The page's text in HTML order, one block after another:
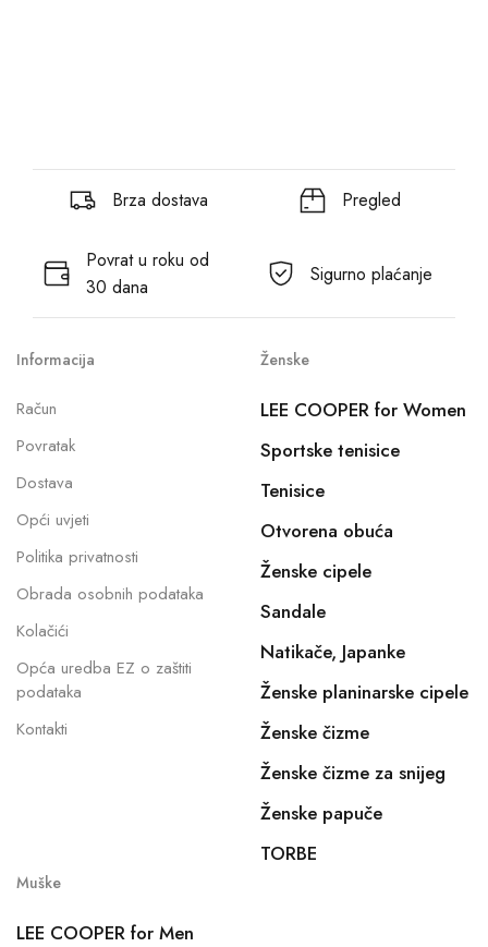
Brza dostava Pregled
Povrat u roku od
30 dana
Sigurno plaćanje
Informacija
Račun
Povratak
Dostava
Opći uvjeti
Politika privatnosti
Obrada osobnih podataka
Kolačići
Opća uredba EZ o zaštiti
podataka
Kontakti
Ženske
LEE COOPER for Women
Sportske tenisice
Tenisice
Otvorena obuća
Ženske cipele
Sandale
Natikače, Japanke
Ženske planinarske cipele
Ženske čizme
Ženske čizme za snijeg
Ženske papuče
TORBE
Muške
LEE COOPER for Men